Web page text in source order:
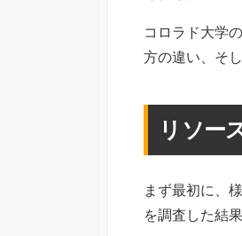
コロラド大学
方の違い、そ
リソー
まず最初に、
を調査した結